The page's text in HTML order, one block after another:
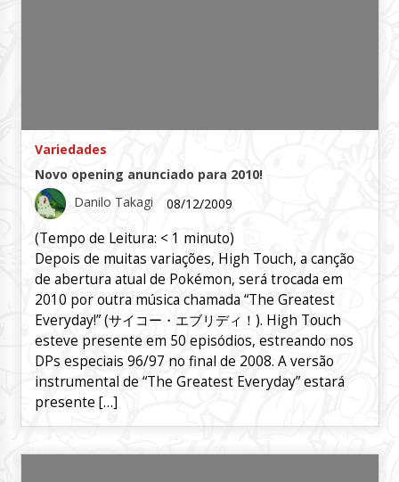
Variedades
Novo opening anunciado para 2010!
Danilo Takagi
08/12/2009
(Tempo de Leitura: < 1 minuto)
Depois de muitas variações, High Touch, a canção
de abertura atual de Pokémon, será trocada em
2010 por outra música chamada “The Greatest
Everyday!” (サイコー・エブリディ！). High Touch
esteve presente em 50 episódios, estreando nos
DPs especiais 96/97 no final de 2008. A versão
instrumental de “The Greatest Everyday” estará
presente […]